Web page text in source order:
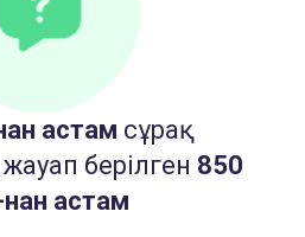
астам сұрақ
берілген 850
астам